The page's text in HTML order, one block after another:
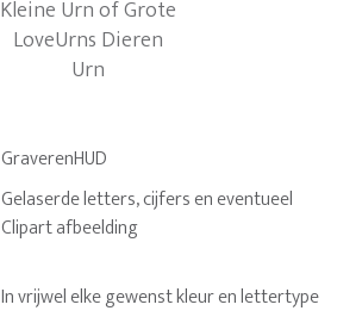
GraverenHUD
Gelaserde letters, cijfers en eventueel
Clipart afbeelding
In vrijwel elke gewenst kleur en lettertype